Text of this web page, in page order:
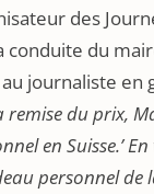
des
conduite du
journaliste en
remise du prix,
en Suisse.’
personnel